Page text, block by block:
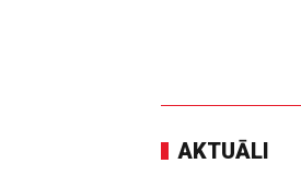
AKTUĀLI